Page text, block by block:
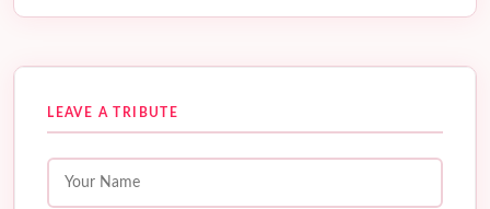
LEAVE A TRIBUTE